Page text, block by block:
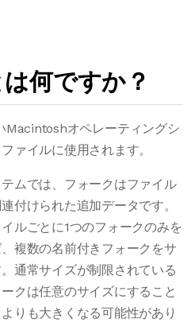
何ですか？
Macintoshオペレーティングシ
ァイルに使用されます。
ムでは、フォークはファイル
付けられた追加データです。
ルごとに1つのフォークのみを
複数の名前付きフォークをサ
通常サイズが制限されている
クは任意のサイズにすること
りも大きくなる可能性があり